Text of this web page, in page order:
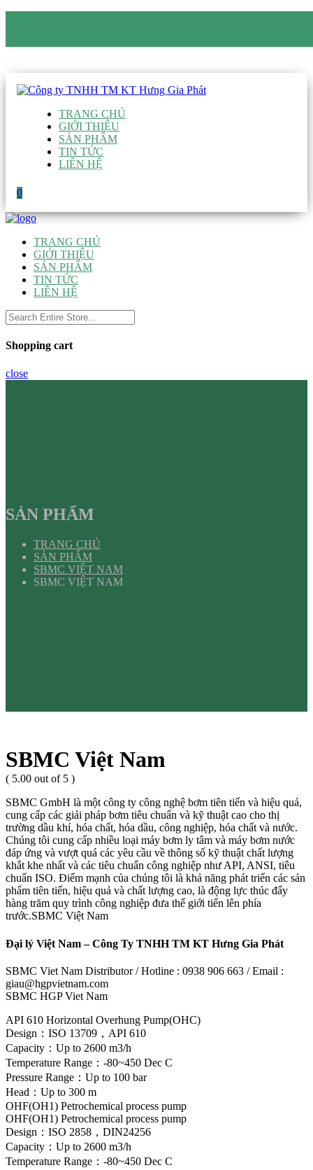
TRANG CHỦ
GIỚI THIỆU
SẢN PHẨM
TIN TỨC
LIÊN HỆ
0
TRANG CHỦ
GIỚI THIỆU
SẢN PHẨM
TIN TỨC
LIÊN HỆ
Shopping cart
close
SẢN PHẨM
TRANG CHỦ
SẢN PHẨM
SBMC VIỆT NAM
SBMC VIỆT NAM
SBMC Việt Nam
( 5.00 out of 5 )
SBMC GmbH là một công ty công nghệ bơm tiên tiến và hiệu quả,
cung cấp các giải pháp bơm tiêu chuẩn và kỹ thuật cao cho thị
trường dầu khí, hóa chất, hóa dầu, công nghiệp, hóa chất và nước.
Chúng tôi cung cấp nhiều loại máy bơm ly tâm và máy bơm nước
đáp ứng và vượt quá các yêu cầu về thông số kỹ thuật chất lượng
khắt khe nhất và các tiêu chuẩn công nghiệp như API, ANSI, tiêu
chuẩn ISO. Điểm mạnh của chúng tôi là khả năng phát triển các sản
phẩm tiên tiến, hiệu quả và chất lượng cao, là động lực thúc đẩy
hàng trăm quy trình công nghiệp đưa thế giới tiến lên phía
trước.SBMC Việt Nam
Đại lý Việt Nam – Công Ty TNHH TM KT Hưng Gia Phát
SBMC Viet Nam Distributor / Hotline : 0938 906 663 / Email :
giau@hgpvietnam.com
SBMC HGP Viet Nam
API 610 Horizontal Overhung Pump(OHC)
Design：ISO 13709，API 610
Capacity：Up to 2600 m3/h
Temperature Range：-80~450 Dec C
Pressure Range：Up to 100 bar
Head：Up to 300 m
OHF(OH1) Petrochemical process pump
OHF(OH1) Petrochemical process pump
Design：ISO 2858，DIN24256
Capacity：Up to 2600 m3/h
Temperature Range：-80~450 Dec C